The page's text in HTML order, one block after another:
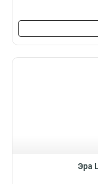
Эра